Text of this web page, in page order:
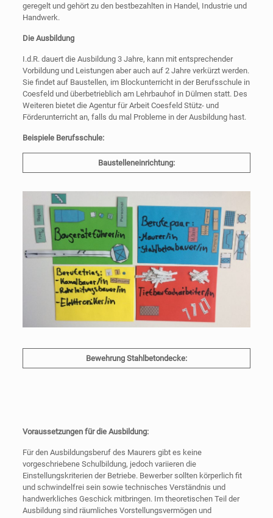
geregelt und gehört zu den bestbezahlten in Handel, Industrie und
Handwerk.
Die Ausbildung
I.d.R. dauert die Ausbildung 3 Jahre, kann mit entsprechender
Vorbildung und Leistungen aber auch auf 2 Jahre verkürzt werden.
Sie findet auf Baustellen, im Blockunterricht in der Berufsschule in
Coesfeld und überbetrieblich am Lehrbauhof in Dülmen statt. Des
Weiteren bietet die Agentur für Arbeit Coesfeld Stütz- und
Förderunterricht an, falls du mal Probleme in der Ausbildung hast.
Beispiele Berufsschule:
Baustelleneinrichtung:
Bewehrung Stahlbetondecke:
Voraussetzungen für die Ausbildung:
Für den Ausbildungsberuf des Maurers gibt es keine
vorgeschriebene Schulbildung, jedoch variieren die
Einstellungskriterien der Betriebe. Bewerber sollten körperlich fit
und schwindelfrei sein sowie technisches Verständnis und
handwerkliches Geschick mitbringen. Im theoretischen Teil der
Ausbildung sind räumliches Vorstellungsvermögen und